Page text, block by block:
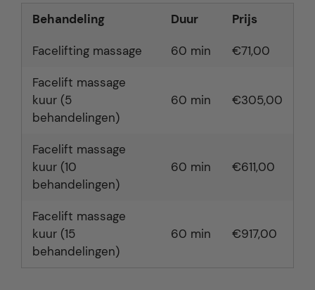
Behandeling Duur Prijs
Facelifting massage 60 min €71,00
Facelift massage
kuur (5
behandelingen)
60 min €305,00
Facelift massage
kuur (10
behandelingen)
60 min €611,00
Facelift massage
kuur (15
behandelingen)
60 min €917,00